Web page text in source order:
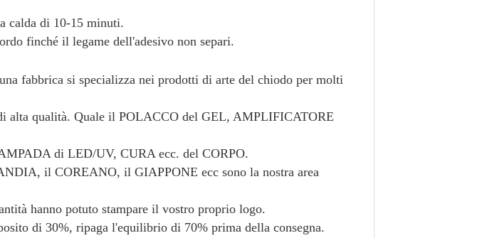
calda di 10-15 minuti.
finché il legame dell'adesivo non separi.
fabbrica si specializza nei prodotti di arte del chiodo per molti
alta qualità. Quale il POLACCO del GEL, AMPLIFICATORE
di LED/UV, CURA ecc. del CORPO.
il COREANO, il GIAPPONE ecc sono la nostra area
hanno potuto stampare il vostro proprio logo.
di 30%, ripaga l'equilibrio di 70% prima della consegna.